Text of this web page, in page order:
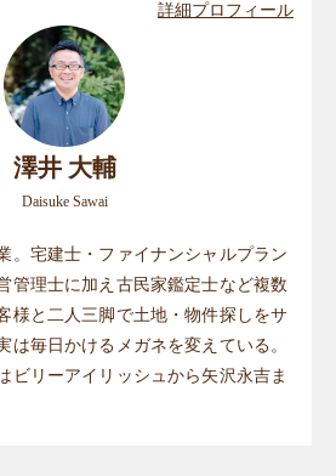
詳細プロフィール
澤井 大輔
Daisuke Sawai
。宅建士・ファイナンシャルプラン
管理士に加え古民家鑑定士など複数
様と二人三脚で土地・物件探しをサ
は毎日かけるメガネを変えている。
ビリーアイリッシュから矢沢永吉ま